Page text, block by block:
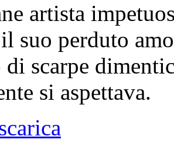
artista
suo perduto
di scarpe
si aspettava.